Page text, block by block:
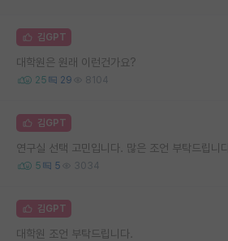
김GPT
대학원은 원래 이런건가요?
25 29 8104
김GPT
연구실 선택 고민입니다. 많은 조언 부탁드립니다.
5 5 3034
김GPT
대학원 조언 부탁드립니다.